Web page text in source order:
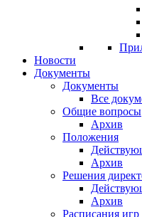
Новости
Документы
Документы
Все
Общие вопросы
Архив
Положения
Архив
Решения
Архив
Расписания игр